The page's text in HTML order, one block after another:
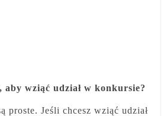
aby wziąć udział w konkursie?
proste. Jeśli chcesz wziąć udział